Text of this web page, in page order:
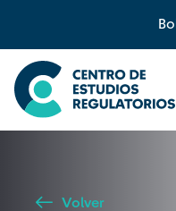
Búsqueda
Seleccione país
Volver